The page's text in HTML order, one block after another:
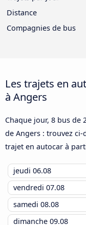
Distance
Compagnies de bus
Les trajets en
à Angers
Chaque jour, 8 bus
de Angers : trouvez
trajet en autocar à
jeudi 06.08
vendredi 07.08
samedi 08.08
dimanche 09.08